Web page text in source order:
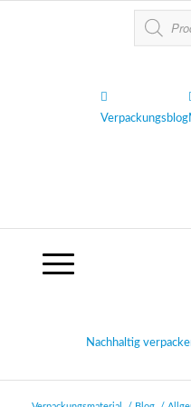
Verpackungsblog
Nachhaltig